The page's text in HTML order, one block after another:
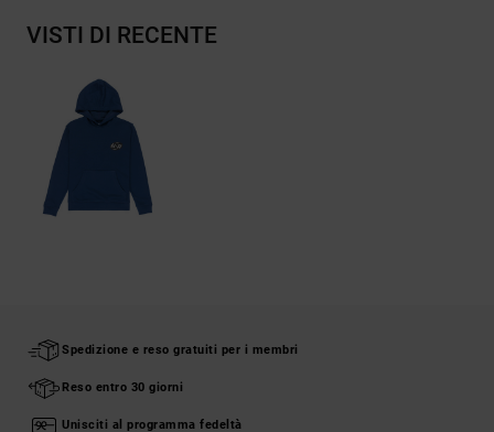
VISTI DI RECENTE
Spedizione e reso gratuiti per i membri
Reso entro 30 giorni
Unisciti al programma fedeltà